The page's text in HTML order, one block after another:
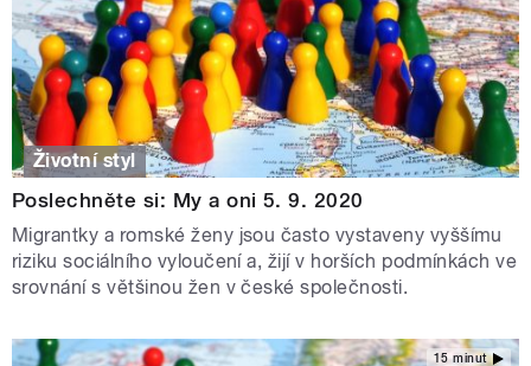
Životní styl
Poslechněte si: My a oni 5. 9. 2020
Migrantky a romské ženy jsou často vystaveny vyššímu
riziku sociálního vyloučení a, žijí v horších podmínkách ve
srovnání s většinou žen v české společnosti.
15 minut